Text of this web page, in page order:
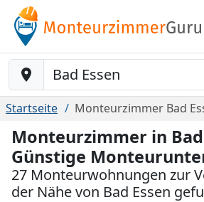
Baustelle-Location
Startseite Monteurzimmer Bad
Monteurzimmer in Bad
Günstige
27 Monteurwohnungen zur
der Nähe von Bad Essen